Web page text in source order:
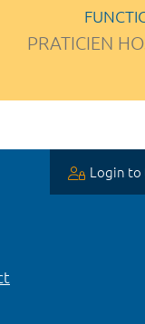
PRATICIEN
Login to